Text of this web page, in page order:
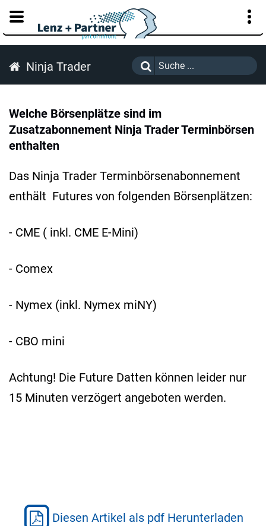
KUNDENPORTAL
Ninja Trader
Welche Börsenplätze sind im
Zusatzabonnement Ninja Trader Terminbörsen
enthalten
Das Ninja Trader Terminbörsenabonnement
enthält Futures von folgenden Börsenplätzen:
- CME ( inkl. CME E-Mini)
- Comex
- Nymex (inkl. Nymex miNY)
- CBO mini
Achtung! Die Future Datten können leider nur
15 Minuten verzögert angeboten werden.
Diesen Artikel als pdf Herunterladen